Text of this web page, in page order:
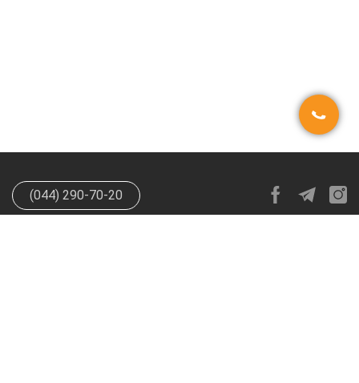
(044) 290-70-20